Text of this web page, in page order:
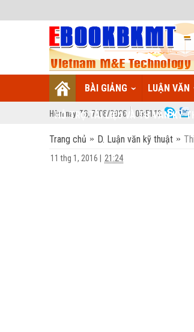
BÀI GIẢNG LUẬN VĂN
HỖ TRỢ TÀI LIỆU VÀ TƯ VẤN KỸ
Hôm nay: T6, 7/08/2026 09:51:14
Trang chủ D. Luận văn kỹ thuật
11 thg 1, 2016 21:24